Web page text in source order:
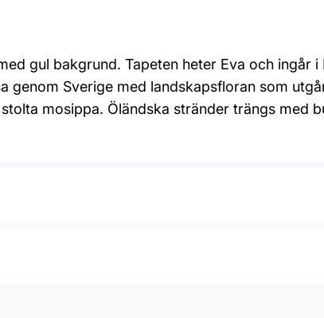
gul bakgrund. Tapeten heter Eva och ingår
genom Sverige med landskapsfloran som
mosippa. Öländska stränder trängs med